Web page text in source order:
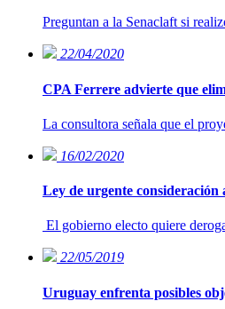
Preguntan a la Senaclaft si
22/04/2020
CPA Ferrere advierte que
La consultora señala que el
16/02/2020
Ley de urgente
El gobierno electo quiere
22/05/2019
Uruguay enfrenta posibles